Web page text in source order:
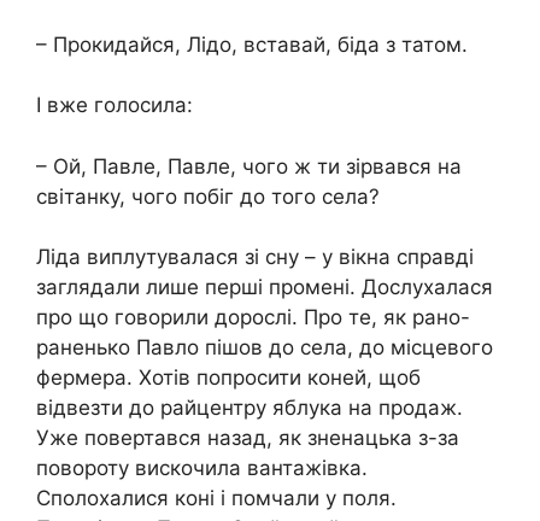
– Прокидайся, Лідо, вставай, біда з татом.
І вже голосила:
– Ой, Павле, Павле, чого ж ти зірвався на
світанку, чого побіг до того села?
Ліда виплутувалася зі сну – у вікна справді
заглядали лише перші промені. Дослухалася
про що говорили дорослі. Про те, як рано-
раненько Павло пішов до села, до місцевого
фермера. Хотів попросити коней, щоб
відвезти до райцентру яблука на продаж.
Уже повертався назад, як зненацька з-за
повороту вискочила вантажівка.
Сполохалися коні і помчали у поля.